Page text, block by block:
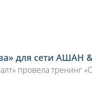
для сети АШАН
провела тренинг